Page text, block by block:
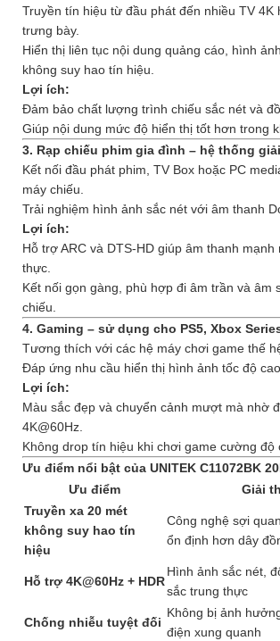
Truyền tín hiệu từ đầu phát đến nhiều TV 4K
trưng bày.
Hiển thị liên tục nội dung quảng cáo, hình
không suy hao tín hiệu.
Lợi ích:
Đảm bảo chất lượng trình chiếu sắc nét và
Giúp nội dung mức độ hiển thị tốt hơn trong
3. Rạp chiếu phim gia đình – hệ thống
Kết nối đầu phát phim, TV Box hoặc PC
máy chiếu.
Trải nghiệm hình ảnh sắc nét với âm thanh
Lợi ích:
Hỗ trợ ARC và DTS-HD giúp âm thanh mạnh
thực.
Kết nối gọn gàng, phù hợp đi âm trần và âm
chiếu.
4. Gaming – sử dụng cho PS5, Xbox
Tương thích với các hệ máy chơi game thế
Đáp ứng nhu cầu hiển thị hình ảnh tốc độ
Lợi ích:
Màu sắc đẹp và chuyển cảnh mượt mà nhờ
4K@60Hz.
Không drop tín hiệu khi chơi game cường độ
Ưu điểm nổi bật của UNITEK C11072BK
Ưu điểm
Giải
Truyền xa 20 mét
không suy hao tín
hiệu
Công nghệ sợi
ổn định hơn dây
Hỗ trợ 4K@60Hz + HDR
Hình ảnh sắc nét,
sắc trung thực
Chống nhiễu tuyệt đối
Không bị ảnh
điện xung quanh